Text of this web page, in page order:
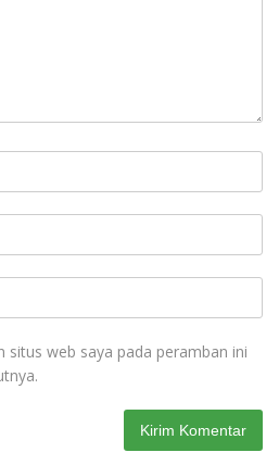
situs web saya pada peramban ini